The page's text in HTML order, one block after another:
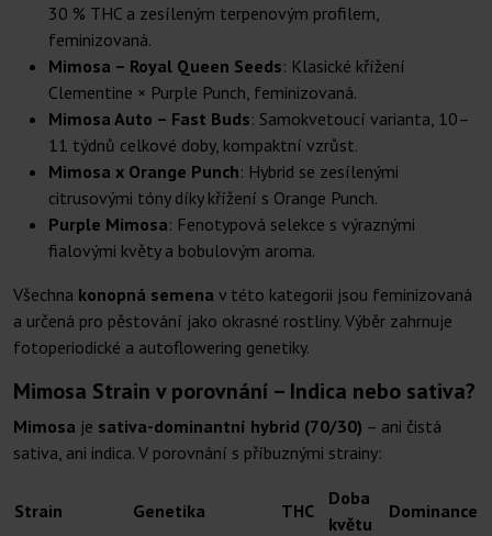
30 % THC a zesíleným terpenovým profilem,
feminizovaná.
Mimosa – Royal Queen Seeds: Klasické křížení
Clementine × Purple Punch, feminizovaná.
Mimosa Auto – Fast Buds: Samokvetoucí varianta, 10–
11 týdnů celkové doby, kompaktní vzrůst.
Mimosa x Orange Punch: Hybrid se zesílenými
citrusovými tóny díky křížení s Orange Punch.
Purple Mimosa: Fenotypová selekce s výraznými
fialovými květy a bobulovým aroma.
Všechna konopná semena v této kategorii jsou feminizovaná
a určená pro pěstování jako okrasné rostliny. Výběr zahrnuje
fotoperiodické a autoflowering genetiky.
Mimosa Strain v porovnání – Indica nebo sativa?
Mimosa je sativa-dominantní hybrid (70/30) – ani čistá
sativa, ani indica. V porovnání s příbuznými strainy:
Strain Genetika THC
Doba
květu
Dominance